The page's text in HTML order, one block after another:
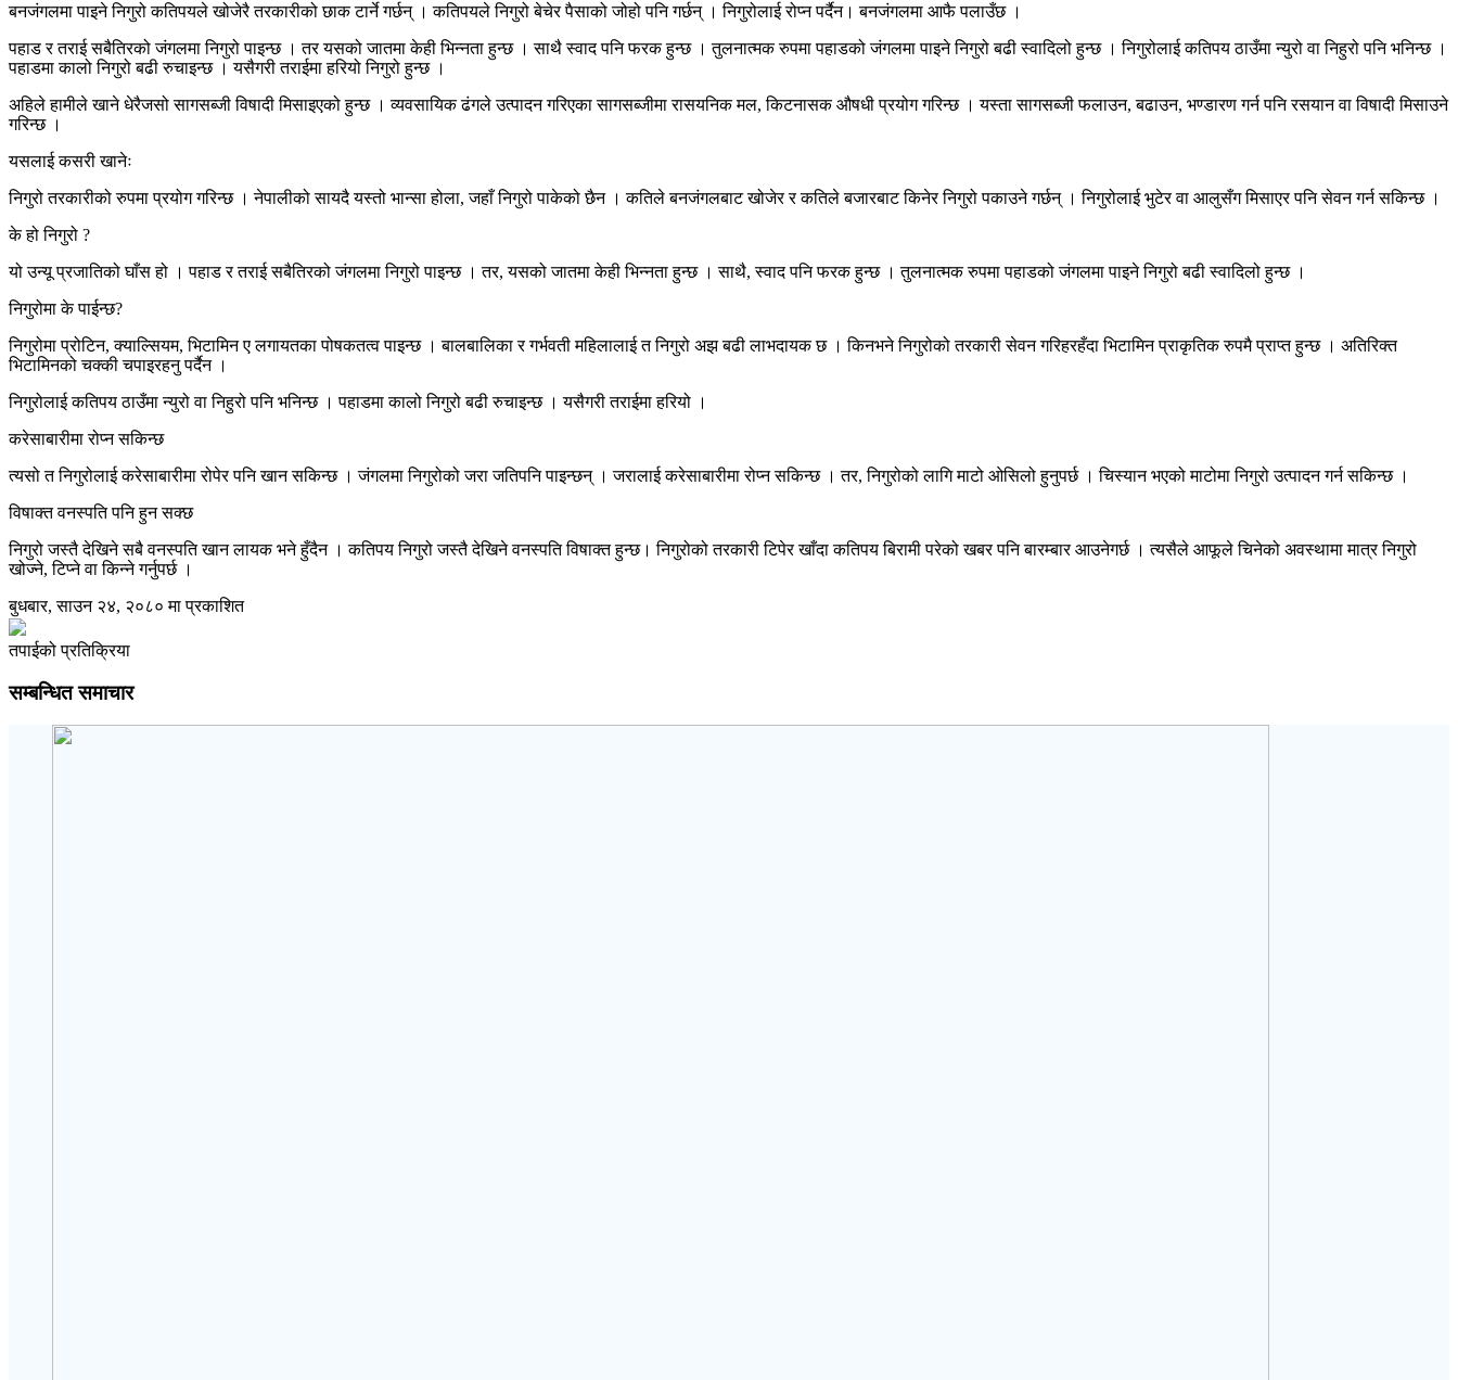
बनजंगलमा पाइने निगुरो कतिपयले खोजेरै तरकारीको छाक टार्ने गर्छन् । कतिपयले निगुरो बेचेर पैसाको जोहो पनि गर्छन् । निगुरोलाई रोप्न पर्दैन। बनजंगलमा आफै पलाउँछ ।
पहाड र तराई सबैतिरको जंगलमा निगुरो पाइन्छ । तर यसको जातमा केही भिन्नता हुन्छ । साथै स्वाद पनि फरक हुन्छ । तुलनात्मक रुपमा पहाडको जंगलमा पाइने निगुरो बढी स्वादिलो हुन्छ । निगुरोलाई कतिपय ठाउँमा न्युरो वा निहुरो पनि भनिन्छ ।
पहाडमा कालो निगुरो बढी रुचाइन्छ । यसैगरी तराईमा हरियो निगुरो हुन्छ ।
अहिले हामीले खाने धेरैजसो सागसब्जी विषादी मिसाइएको हुन्छ । व्यवसायिक ढंगले उत्पादन गरिएका सागसब्जीमा रासयनिक मल, किटनासक औषधी प्रयोग गरिन्छ । यस्ता सागसब्जी फलाउन, बढाउन, भण्डारण गर्न पनि रसयान वा विषादी मिसाउने
गरिन्छ ।
यसलाई कसरी खानेः
निगुरो तरकारीको रुपमा प्रयोग गरिन्छ । नेपालीको सायदै यस्तो भान्सा होला, जहाँ निगुरो पाकेको छैन । कतिले बनजंगलबाट खोजेर र कतिले बजारबाट किनेर निगुरो पकाउने गर्छन् । निगुरोलाई भुटेर वा आलुसँग मिसाएर पनि सेवन गर्न सकिन्छ ।
के हो निगुरो ?
यो उन्यू प्रजातिको घाँस हो । पहाड र तराई सबैतिरको जंगलमा निगुरो पाइन्छ । तर, यसको जातमा केही भिन्नता हुन्छ । साथै, स्वाद पनि फरक हुन्छ । तुलनात्मक रुपमा पहाडको जंगलमा पाइने निगुरो बढी स्वादिलो हुन्छ ।
निगुरोमा के पाईन्छ?
निगुरोमा प्रोटिन, क्याल्सियम, भिटामिन ए लगायतका पोषकतत्व पाइन्छ । बालबालिका र गर्भवती महिलालाई त निगुरो अझ बढी लाभदायक छ । किनभने निगुरोको तरकारी सेवन गरिहरहँदा भिटामिन प्राकृतिक रुपमै प्राप्त हुन्छ । अतिरिक्त
भिटामिनको चक्की चपाइरहनु पर्दैन ।
निगुरोलाई कतिपय ठाउँमा न्युरो वा निहुरो पनि भनिन्छ । पहाडमा कालो निगुरो बढी रुचाइन्छ । यसैगरी तराईमा हरियो ।
करेसाबारीमा रोप्न सकिन्छ
त्यसो त निगुरोलाई करेसाबारीमा रोपेर पनि खान सकिन्छ । जंगलमा निगुरोको जरा जतिपनि पाइन्छन् । जरालाई करेसाबारीमा रोप्न सकिन्छ । तर, निगुरोको लागि माटो ओसिलो हुनुपर्छ । चिस्यान भएको माटोमा निगुरो उत्पादन गर्न सकिन्छ ।
विषाक्त वनस्पति पनि हुन सक्छ
निगुरो जस्तै देखिने सबै वनस्पति खान लायक भने हुँदैन । कतिपय निगुरो जस्तै देखिने वनस्पति विषाक्त हुन्छ। निगुरोको तरकारी टिपेर खाँदा कतिपय बिरामी परेको खबर पनि बारम्बार आउनेगर्छ । त्यसैले आफूले चिनेको अवस्थामा मात्र निगुरो
खोज्ने, टिप्ने वा किन्ने गर्नुपर्छ ।
बुधबार, साउन २४, २०८० मा प्रकाशित
तपाईको प्रतिक्रिया
सम्बन्धित समाचार